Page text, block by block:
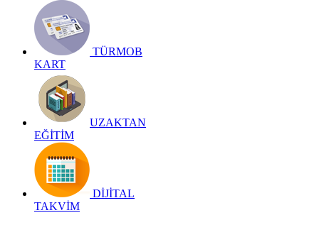
TÜRMOB
KART
UZAKTAN
EĞİTİM
DİJİTAL
TAKVİM